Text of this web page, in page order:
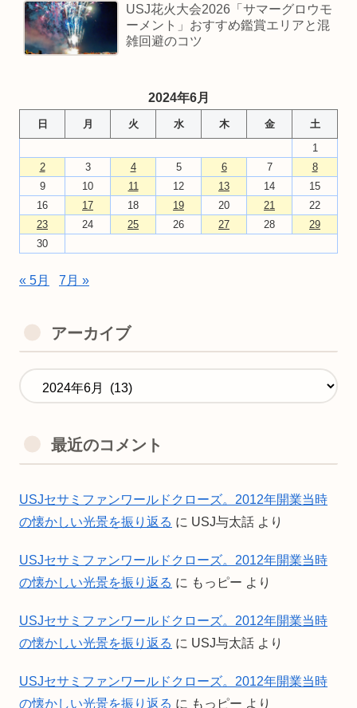
USJ花火大会2026「サマーグロウモ
ーメント」おすすめ鑑賞エリアと混
雑回避のコツ
2024年6月
日 月 火 水 木 金
土
1
2
3 4 5 6 7
8
9
10 11 12 13 14
15
16
17 18 19 20 21
22
23
24 25 26 27 28
29
30
« 5月 7月 »
アーカイブ
最近のコメント
USJセサミファンワールドクローズ。2012年開業当時
の懐かしい光景を振り返る に USJ与太話 より
USJセサミファンワールドクローズ。2012年開業当時
の懐かしい光景を振り返る に もっピー より
USJセサミファンワールドクローズ。2012年開業当時
の懐かしい光景を振り返る に USJ与太話 より
USJセサミファンワールドクローズ。2012年開業当時
の懐かしい光景を振り返る に もっピー より